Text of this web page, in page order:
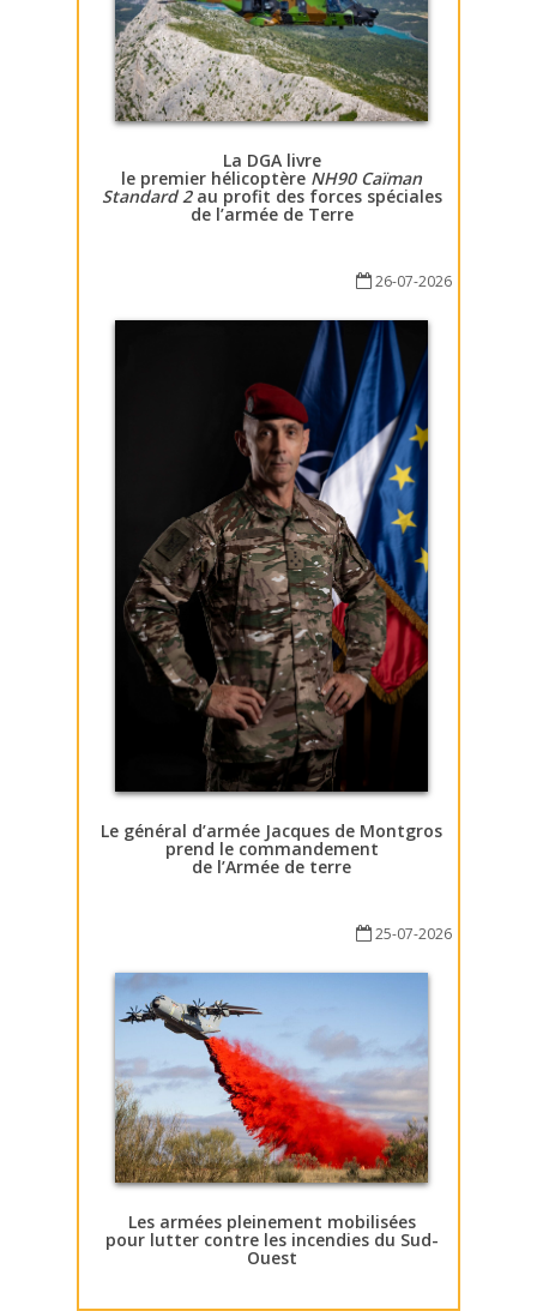
La DGA livre
le premier hélicoptère NH90 Caïman
Standard 2au profit des forces spéciales
de l’armée de Terre
26-07-2026
Le général d’armée Jacques de Montgros
prend le commandement
de l’Armée de terre
25-07-2026
Les armées pleinement mobilisées
pour lutter contre les incendies du Sud-
Ouest